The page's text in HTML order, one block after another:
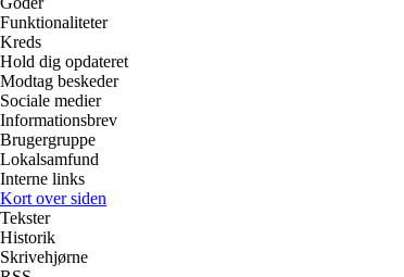
Funktionaliteter
Kreds
Hold dig opdateret
Modtag beskeder
Sociale medier
Informationsbrev
Brugergruppe
Lokalsamfund
Interne links
Kort over siden
Tekster
Historik
Skrivehjørne